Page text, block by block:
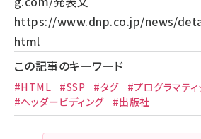
https://www.dnp.co.jp/news/
html
この記事のキーワード
#HTML #SSP #タグ
#プログラマテ
#ヘッダービディング
#出版社